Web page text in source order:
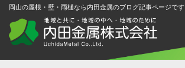
岡山の屋根・壁・雨樋なら内田金属のブログ記事ページです